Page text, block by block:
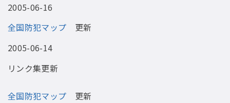
2005-06-16
全国防犯マップ 更新
2005-06-14
リンク集更新
全国防犯マップ 更新